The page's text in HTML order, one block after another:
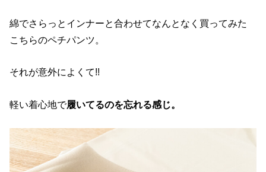
綿でさらっとインナーと合わせてなんとなく買ってみた
こちらのペチパンツ。
それが意外によくて!!
軽い着心地で履いてるのを忘れる感じ。